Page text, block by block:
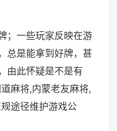
；一些玩家反映在游
总是能拿到好牌，甚
由此怀疑是不是有
麻将,内蒙老友麻将,
途径维护游戏公